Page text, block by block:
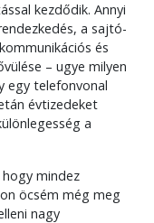
kezdődik. Annyi
a sajtó-
és
– ugye milyen
egy telefonvonal
évtizedeket
a
mindez
öcsém még meg
nagy